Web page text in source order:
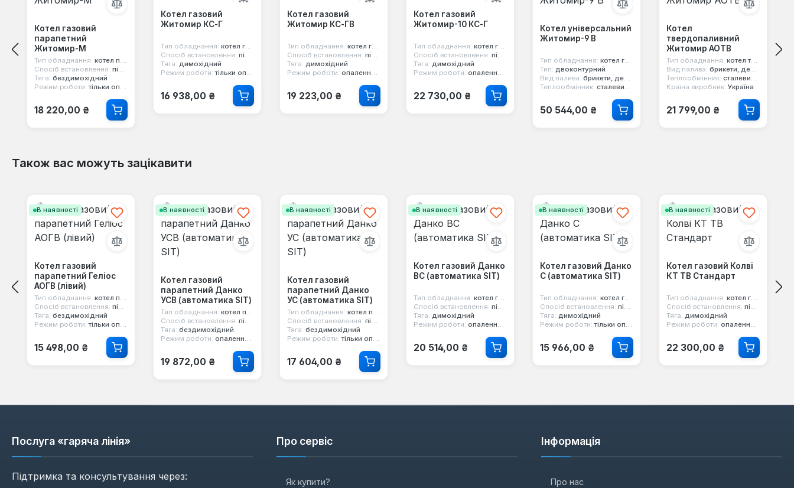
Котел газовий
парапетний
Житомир-М
Тип обладнання: котел парапетний
Спосіб встановлення: підлоговий
Тяга: бездимохідний
Режим роботи: тільки опалення
Звичайна ціна:
18 220,00 ₴
Котел газовий
Житомир КС-Г
Тип обладнання: котел газовий
Спосіб встановлення: підлоговий
Тяга: димохідний
Режим роботи: тільки опалення
Звичайна ціна:
16 938,00 ₴
Котел газовий
Житомир КС-ГВ
Тип обладнання: котел газовий
Спосіб встановлення: підлоговий
Тяга: димохідний
Режим роботи: опалення та гаряча вода
Звичайна ціна:
19 223,00 ₴
Котел газовий
Житомир-10 КС-Г
Тип обладнання: котел газовий
Спосіб встановлення: підлоговий
Тяга: димохідний
Режим роботи: опалення та гаряча вода
Звичайна ціна:
22 730,00 ₴
Котел універсальний
Житомир-9 В
Тип обладнання: котел газо-твердопаливний
Тип: двоконтурний
Вид палива: брикети, дерево, природний газ, вугілля
Теплообмінник: сталевий 3 мм
Звичайна ціна:
50 544,00 ₴
Котел
твердопаливний
Житомир АОТВ
Тип обладнання: котел твердопаливний
Вид палива: брикети, дерево, вугілля, кокс
Теплообмінник: сталевий 3 мм
Країна виробник: Україна
Звичайна ціна:
21 799,00 ₴
Також вас можуть зацікавити
В наявності
Котел газовий
парапетний Геліос
АОГВ (лівий)
Тип обладнання: котел парапетний
Спосіб встановлення: підлоговий
Тяга: бездимохідний
Режим роботи: тільки опалення
Звичайна ціна:
15 498,00 ₴
В наявності
Котел газовий
парапетний Данко
УСВ (автоматика SIT)
Тип обладнання: котел парапетний
Спосіб встановлення: підлоговий
Тяга: бездимохідний
Режим роботи: опалення та гаряча вода
Звичайна ціна:
19 872,00 ₴
В наявності
Котел газовий
парапетний Данко
УС (автоматика SIT)
Тип обладнання: котел парапетний
Спосіб встановлення: підлоговий
Тяга: бездимохідний
Режим роботи: тільки опалення
Звичайна ціна:
17 604,00 ₴
В наявності
Котел газовий Данко
ВС (автоматика SIT)
Тип обладнання: котел газовий
Спосіб встановлення: підлоговий
Тяга: димохідний
Режим роботи: опалення та гаряча вода
Звичайна ціна:
20 514,00 ₴
В наявності
Котел газовий Данко
С (автоматика SIT)
Тип обладнання: котел газовий
Спосіб встановлення: підлоговий
Тяга: димохідний
Режим роботи: тільки опалення
Звичайна ціна:
15 966,00 ₴
В наявності
Котел газовий Колві
КТ TB Стандарт
Тип обладнання: котел газовий
Спосіб встановлення: підлоговий
Тяга: димохідний
Режим роботи: опалення та гаряча вода
Звичайна ціна:
22 300,00 ₴
Послуга «гаряча лінія»
Підтримка та консультування через:
Про сервіс
Як купити?
Інформація
Про нас